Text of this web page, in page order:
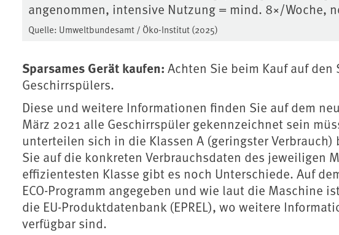
angenommen, intensive Nutzung = mind. 8×/Woche,
Quelle: Umweltbundesamt / Öko-Institut (2025)
Sparsames Gerät kaufen: Achten Sie beim Kauf auf den
Geschirrspülers.
Diese und weitere Informationen finden Sie auf dem
März 2021 alle Geschirrspüler gekennzeichnet sein
unterteilen sich in die Klassen A (geringster Verbrauch)
Sie auf die konkreten Verbrauchsdaten des jeweiligen
effizientesten Klasse gibt es noch Unterschiede. Auf
ECO-Programm angegeben und wie laut die Maschine
die EU-Produktdatenbank (EPREL), wo weitere
verfügbar sind.